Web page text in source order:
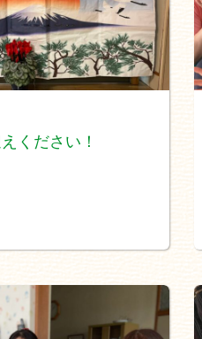
ください！